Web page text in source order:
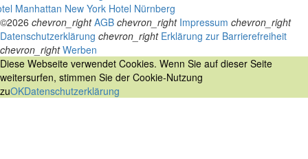
Manhattan New York Hotel Nürnberg
©2026 chevron_right AGB chevron_right Impressum chevron_right
Datenschutzerklärung chevron_right Erklärung zur Barrierefreiheit
chevron_right Werben
Diese Webseite verwendet Cookies. Wenn Sie auf dieser Seite
weitersurfen, stimmen Sie der Cookie-Nutzung
zuOKDatenschutzerklärung